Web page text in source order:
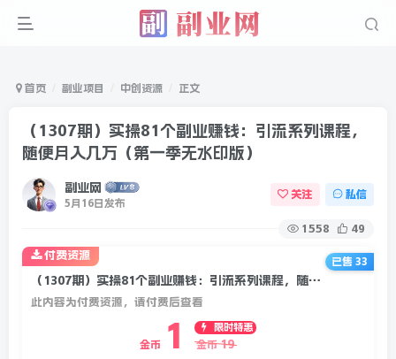
首页 副业项目 中创资源 正文
（1307期）实操81个副业赚钱：引流系列课程，
随便月入几万（第一季无水印版）
副业网
5月16日发布
关注 私信
1558 49
（1307期）实操81个副业赚钱：引流系列课程，随便月入几万（第一季无水印版）
此内容为付费资源，请付费后查看
金币 1
限时特惠
金币 19
付费资源
已售 33